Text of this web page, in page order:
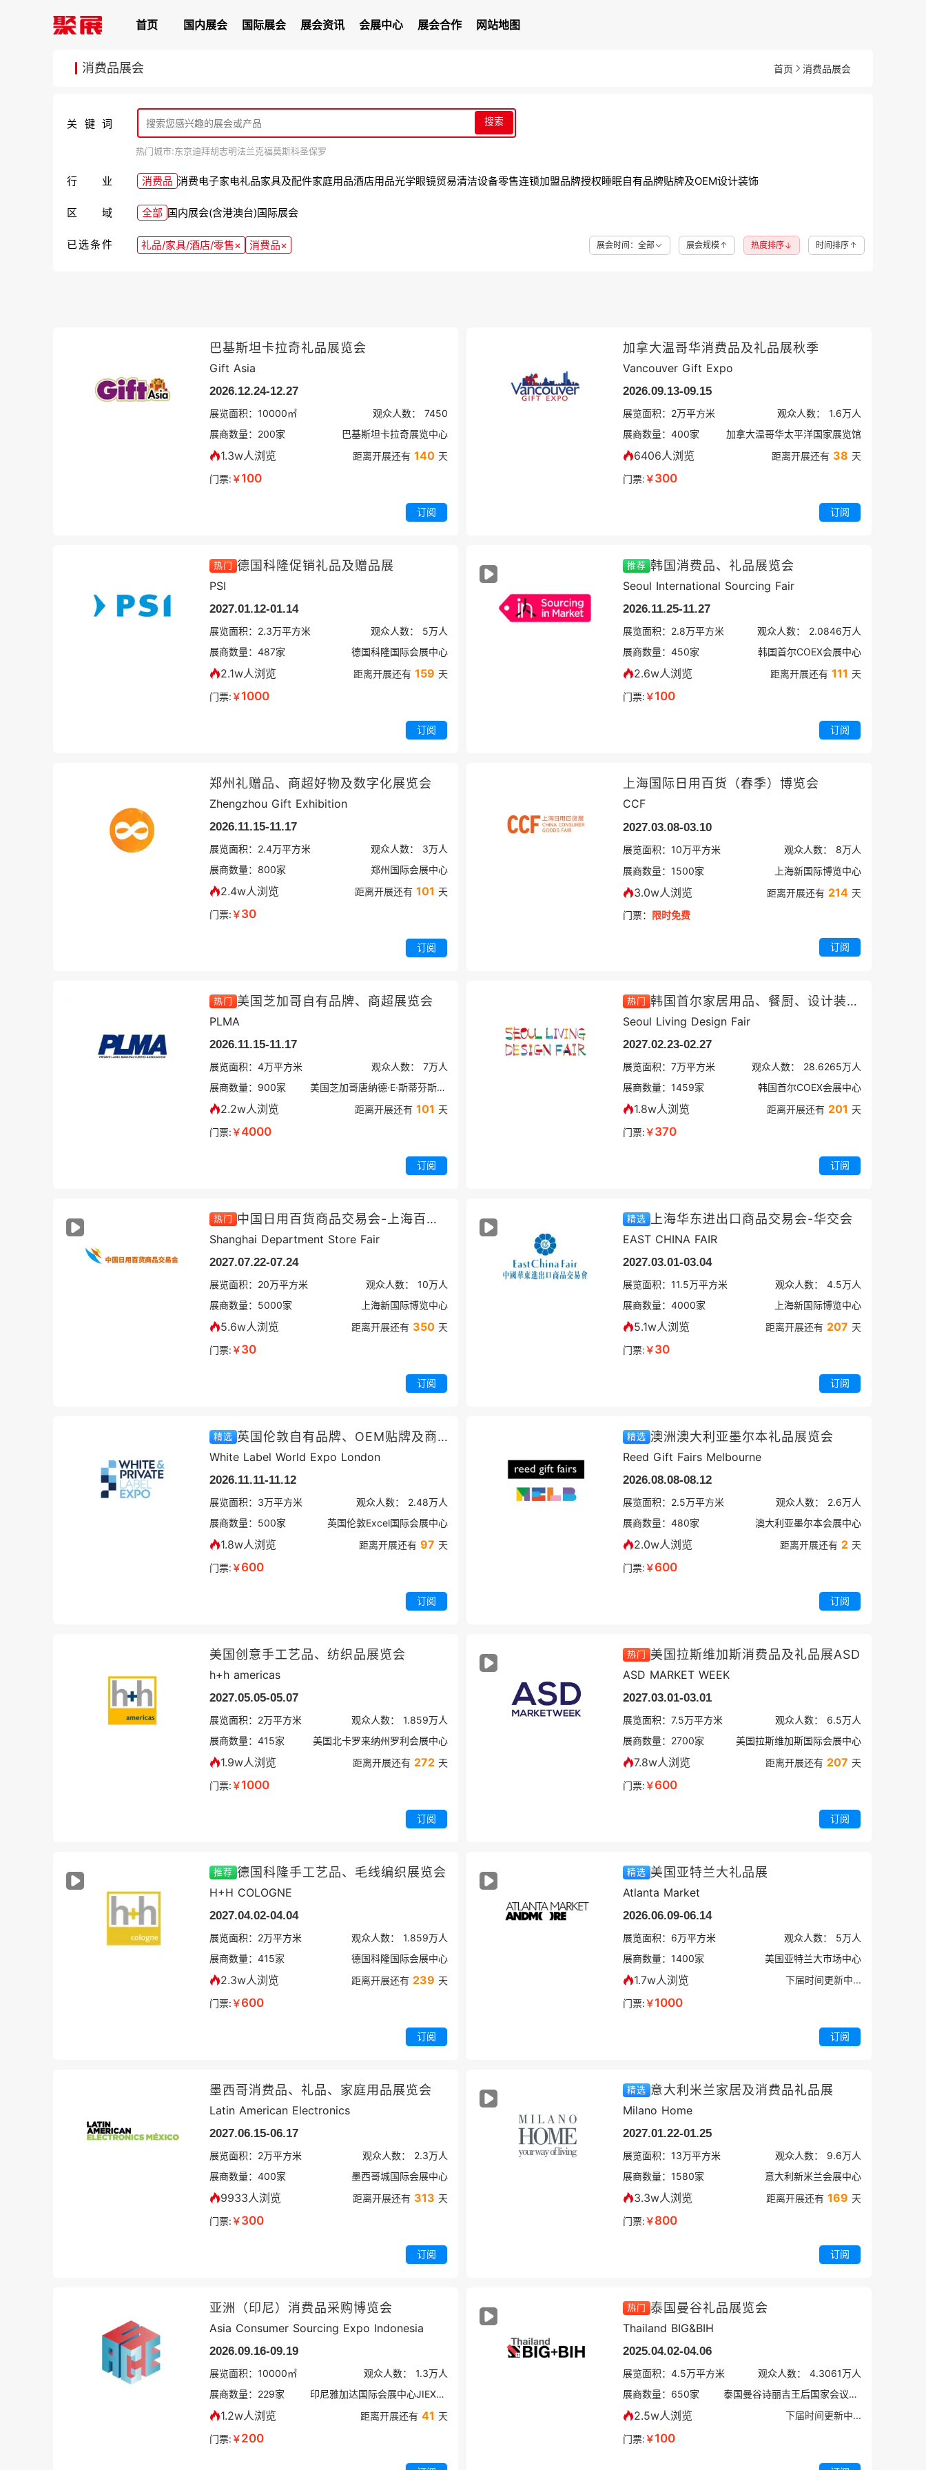
首页 国内展会 国际展会 展会资讯 会展中心 展会合作 网站地图
消费品展会 首页 消费品展会
巴基斯坦卡拉奇礼品展览会
Gift Asia
2026.12.24-12.27
展览面积： 10000㎡ 观众人数： 7450
展商数量： 200家 巴基斯坦卡拉奇展览中心
1.3w人浏览 距离开展还有 140 天
门票:￥100
订阅
加拿大温哥华消费品及礼品展秋季
Vancouver Gift Expo
2026.09.13-09.15
展览面积： 2万平方米 观众人数： 1.6万人
展商数量： 400家 加拿大温哥华太平洋国家展览馆
6406人浏览 距离开展还有 38 天
门票:￥300
订阅
热门 德国科隆促销礼品及赠品展
PSI
2027.01.12-01.14
展览面积： 2.3万平方米 观众人数： 5万人
展商数量： 487家 德国科隆国际会展中心
2.1w人浏览 距离开展还有 159 天
门票:￥1000
订阅
推荐 韩国消费品、礼品展览会
Seoul International Sourcing Fair
2026.11.25-11.27
展览面积： 2.8万平方米 观众人数： 2.0846万人
展商数量： 450家 韩国首尔COEX会展中心
2.6w人浏览 距离开展还有 111 天
门票:￥100
订阅
郑州礼赠品、商超好物及数字化展览会
Zhengzhou Gift Exhibition
2026.11.15-11.17
展览面积： 2.4万平方米 观众人数： 3万人
展商数量： 800家 郑州国际会展中心
2.4w人浏览 距离开展还有 101 天
门票:￥30
订阅
上海国际日用百货（春季）博览会
CCF
2027.03.08-03.10
展览面积： 10万平方米 观众人数： 8万人
展商数量： 1500家 上海新国际博览中心
3.0w人浏览 距离开展还有 214 天
门票： 限时免费
订阅
热门 美国芝加哥自有品牌、商超展览会
PLMA
2026.11.15-11.17
展览面积： 4万平方米 观众人数： 7万人
展商数量： 900家 美国芝加哥唐纳德·E·斯蒂芬斯会议中心
2.2w人浏览 距离开展还有 101 天
门票:￥4000
订阅
热门 韩国首尔家居用品、餐厨、设计装饰展
Seoul Living Design Fair
2027.02.23-02.27
展览面积： 7万平方米 观众人数： 28.6265万人
展商数量： 1459家 韩国首尔COEX会展中心
1.8w人浏览 距离开展还有 201 天
门票:￥370
订阅
热门 中国日用百货商品交易会-上海百货会
Shanghai Department Store Fair
2027.07.22-07.24
展览面积： 20万平方米 观众人数： 10万人
展商数量： 5000家 上海新国际博览中心
5.6w人浏览 距离开展还有 350 天
门票:￥30
订阅
精选 上海华东进出口商品交易会-华交会
EAST CHINA FAIR
2027.03.01-03.04
展览面积： 11.5万平方米 观众人数： 4.5万人
展商数量： 4000家 上海新国际博览中心
5.1w人浏览 距离开展还有 207 天
门票:￥30
订阅
精选 英国伦敦自有品牌、OEM贴牌及商超展览会
White Label World Expo London
2026.11.11-11.12
展览面积： 3万平方米 观众人数： 2.48万人
展商数量： 500家 英国伦敦Excel国际会展中心
1.8w人浏览 距离开展还有 97 天
门票:￥600
订阅
精选 澳洲澳大利亚墨尔本礼品展览会
Reed Gift Fairs Melbourne
2026.08.08-08.12
展览面积： 2.5万平方米 观众人数： 2.6万人
展商数量： 480家 澳大利亚墨尔本会展中心
2.0w人浏览 距离开展还有 2 天
门票:￥600
订阅
美国创意手工艺品、纺织品展览会
h+h americas
2027.05.05-05.07
展览面积： 2万平方米 观众人数： 1.859万人
展商数量： 415家 美国北卡罗来纳州罗利会展中心
1.9w人浏览 距离开展还有 272 天
门票:￥1000
订阅
热门 美国拉斯维加斯消费品及礼品展ASD
ASD MARKET WEEK
2027.03.01-03.01
展览面积： 7.5万平方米 观众人数： 6.5万人
展商数量： 2700家 美国拉斯维加斯国际会展中心
7.8w人浏览 距离开展还有 207 天
门票:￥600
订阅
推荐 德国科隆手工艺品、毛线编织展览会
H+H COLOGNE
2027.04.02-04.04
展览面积： 2万平方米 观众人数： 1.859万人
展商数量： 415家 德国科隆国际会展中心
2.3w人浏览 距离开展还有 239 天
门票:￥600
订阅
精选 美国亚特兰大礼品展
Atlanta Market
2026.06.09-06.14
展览面积： 6万平方米 观众人数： 5万人
展商数量： 1400家 美国亚特兰大市场中心
1.7w人浏览
下届时间更新中...
门票:￥1000
订阅
墨西哥消费品、礼品、家庭用品展览会
Latin American Electronics
2027.06.15-06.17
展览面积： 2万平方米 观众人数： 2.3万人
展商数量： 400家 墨西哥城国际会展中心
9933人浏览 距离开展还有 313 天
门票:￥300
订阅
精选 意大利米兰家居及消费品礼品展
Milano Home
2027.01.22-01.25
展览面积： 13万平方米 观众人数： 9.6万人
展商数量： 1580家 意大利新米兰会展中心
3.3w人浏览 距离开展还有 169 天
门票:￥800
订阅
亚洲（印尼）消费品采购博览会
Asia Consumer Sourcing Expo Indonesia
2026.09.16-09.19
展览面积： 10000㎡ 观众人数： 1.3万人
展商数量： 229家 印尼雅加达国际会展中心JIEXPO
1.2w人浏览 距离开展还有 41 天
门票:￥200
热门 泰国曼谷礼品展览会
Thailand BIG&BIH
2025.04.02-04.06
展览面积： 4.5万平方米 观众人数： 4.3061万人
展商数量： 650家 泰国曼谷诗丽吉王后国家会议中心
2.5w人浏览
下届时间更新中...
门票:￥100
关键词 搜索
热门城市:东京迪拜胡志明法兰克福莫斯科圣保罗
行业 消费品 消费电子家电礼品家具及配件家庭用品酒店用品光学眼镜贸易清洁设备零售连锁加盟品牌授权睡眠自有品牌贴牌及OEM设计装饰
区域 全部 国内展会(含港澳台)国际展会
已选条件 礼品/家具/酒店/零售× 消费品× 展会时间：全部 展会规模 热度排序 时间排序